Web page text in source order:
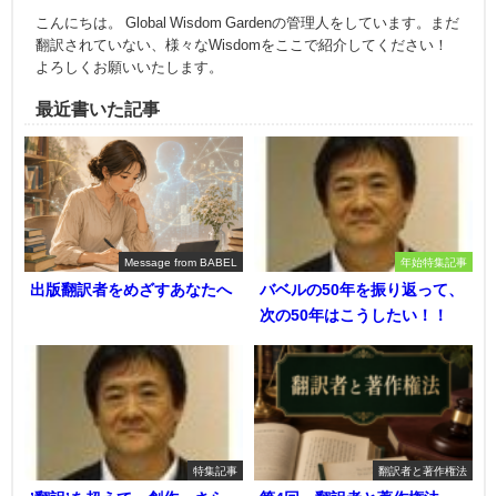
こんにちは。 Global Wisdom Gardenの管理人をしています。まだ
翻訳されていない、様々なWisdomをここで紹介してください！
よろしくお願いいたします。
最近書いた記事
Message from BABEL
出版翻訳者をめざすあなたへ
年始特集記事
バベルの50年を振り返って、
次の50年はこうしたい！！
特集記事 翻訳者と著作権法